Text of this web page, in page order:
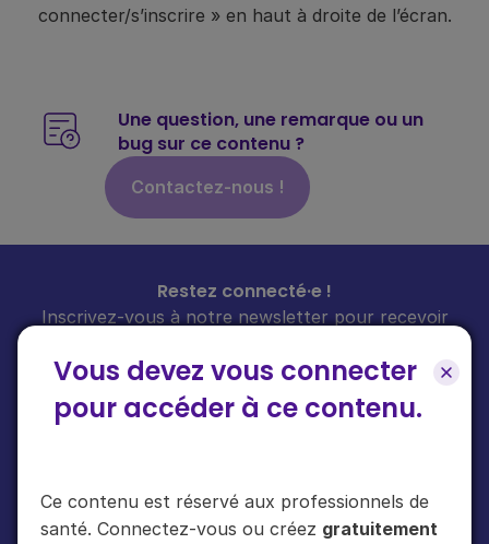
Vous devez vous connecter
pour accéder à ce contenu.
Ce contenu est réservé aux professionnels de
santé. Connectez-vous ou créez gratuitement
connecter/s’inscrire » en haut à droite de l’écran.
Une question, une remarque ou un
bug sur ce contenu ?
Contactez-nous !
Restez connecté·e !
Inscrivez-vous à notre newsletter pour recevoir
votre boîte mail.
Plus d'informations sur l'usage de vos donnéesici.